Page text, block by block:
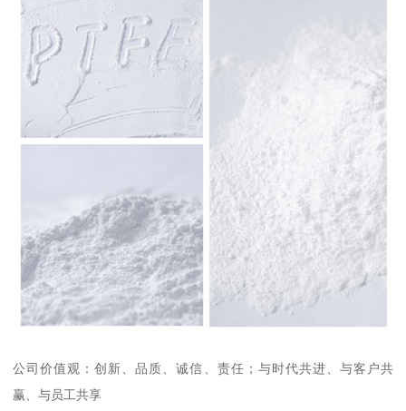
公司价值观：创新、品质、诚信、责任；与时代共进、与客户共
赢、与员工共享